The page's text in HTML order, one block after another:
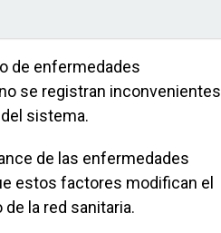
de enfermedades
se registran inconvenientes
sistema.
de las enfermedades
estos factores modifican el
la red sanitaria.